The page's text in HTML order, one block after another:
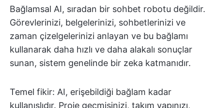
Bağlamsal AI, sıradan bir sohbet robotu değildir.
Görevlerinizi, belgelerinizi, sohbetlerinizi ve
zaman çizelgelerinizi anlayan ve bu bağlamı
kullanarak daha hızlı ve daha alakalı sonuçlar
sunan, sistem genelinde bir zeka katmanıdır.
Temel fikir: AI, erişebildiği bağlam kadar
kullanışlıdır. Proje geçmişinizi, takım yapınızı,